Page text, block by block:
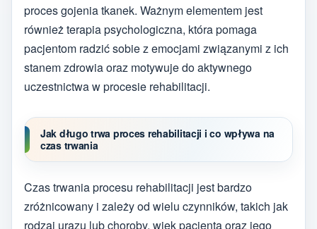
proces gojenia tkanek. Ważnym elementem jest
również terapia psychologiczna, która pomaga
pacjentom radzić sobie z emocjami związanymi z ich
stanem zdrowia oraz motywuje do aktywnego
uczestnictwa w procesie rehabilitacji.
Jak długo trwa proces rehabilitacji i co wpływa na
czas trwania
Czas trwania procesu rehabilitacji jest bardzo
zróżnicowany i zależy od wielu czynników, takich jak
rodzaj urazu lub choroby, wiek pacjenta oraz jego